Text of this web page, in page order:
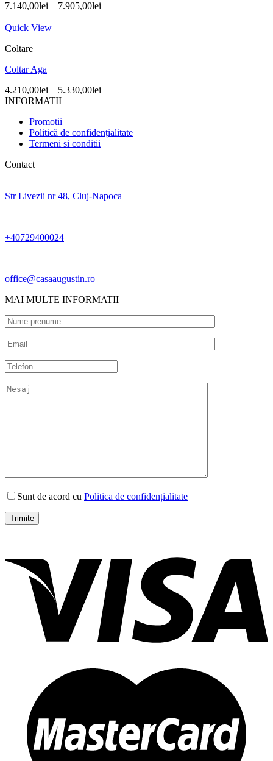
7.140,00lei – 7.905,00lei
Quick View
Coltare
Coltar Aga
4.210,00lei – 5.330,00lei
INFORMATII
Promotii
Politică de confidențialitate
Termeni si conditii
Contact
Str Livezii nr 48, Cluj-Napoca
+40729400024
office@casaaugustin.ro
MAI MULTE INFORMATII
Sunt de acord cu Politica de confidențialitate